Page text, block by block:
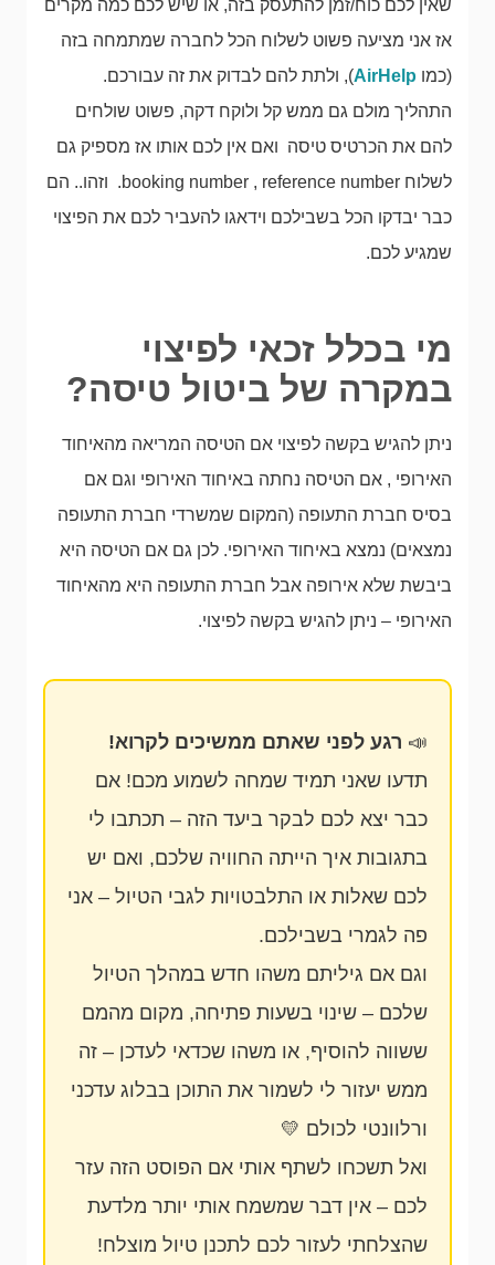
שאין לכם כוח/זמן להתעסק בזה, או שיש לכם כמה מקרים
אז אני מציעה פשוט לשלוח הכל לחברה שמתמחה בזה
(כמו AirHelp), ולתת להם לבדוק את זה עבורכם.
התהליך מולם גם ממש קל ולוקח דקה, פשוט שולחים
להם את הכרטיס טיסה ואם אין לכם אותו אז מספיק גם
לשלוח booking number , reference number. וזהו.. הם
כבר יבדקו הכל בשבילכם וידאגו להעביר לכם את הפיצוי
שמגיע לכם.
מי בכלל זכאי לפיצוי
במקרה של ביטול טיסה?
ניתן להגיש בקשה לפיצוי אם הטיסה המריאה מהאיחוד
האירופי , אם הטיסה נחתה באיחוד האירופי וגם אם
בסיס חברת התעופה (המקום שמשרדי חברת התעופה
נמצאים) נמצא באיחוד האירופי. לכן גם אם הטיסה היא
ביבשת שלא אירופה אבל חברת התעופה היא מהאיחוד
האירופי – ניתן להגיש בקשה לפיצוי.
📣 רגע לפני שאתם ממשיכים לקרוא!
תדעו שאני תמיד שמחה לשמוע מכם! אם
כבר יצא לכם לבקר ביעד הזה – תכתבו לי
בתגובות איך הייתה החוויה שלכם, ואם יש
לכם שאלות או התלבטויות לגבי הטיול – אני
פה לגמרי בשבילכם.
וגם אם גיליתם משהו חדש במהלך הטיול
שלכם – שינוי בשעות פתיחה, מקום מהמם
ששווה להוסיף, או משהו שכדאי לעדכן – זה
ממש יעזור לי לשמור את התוכן בבלוג עדכני
ורלוונטי לכולם 💛
ואל תשכחו לשתף אותי אם הפוסט הזה עזר
לכם – אין דבר שמשמח אותי יותר מלדעת
שהצלחתי לעזור לכם לתכנן טיול מוצלח!